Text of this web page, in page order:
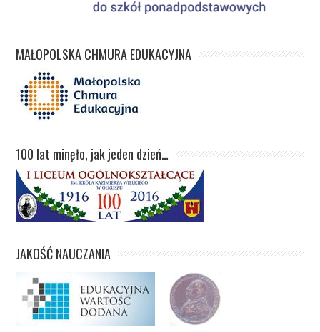
MAŁOPOLSKA CHMURA EDUKACYJNA
100 lat minęło, jak jeden dzień…
JAKOŚĆ NAUCZANIA